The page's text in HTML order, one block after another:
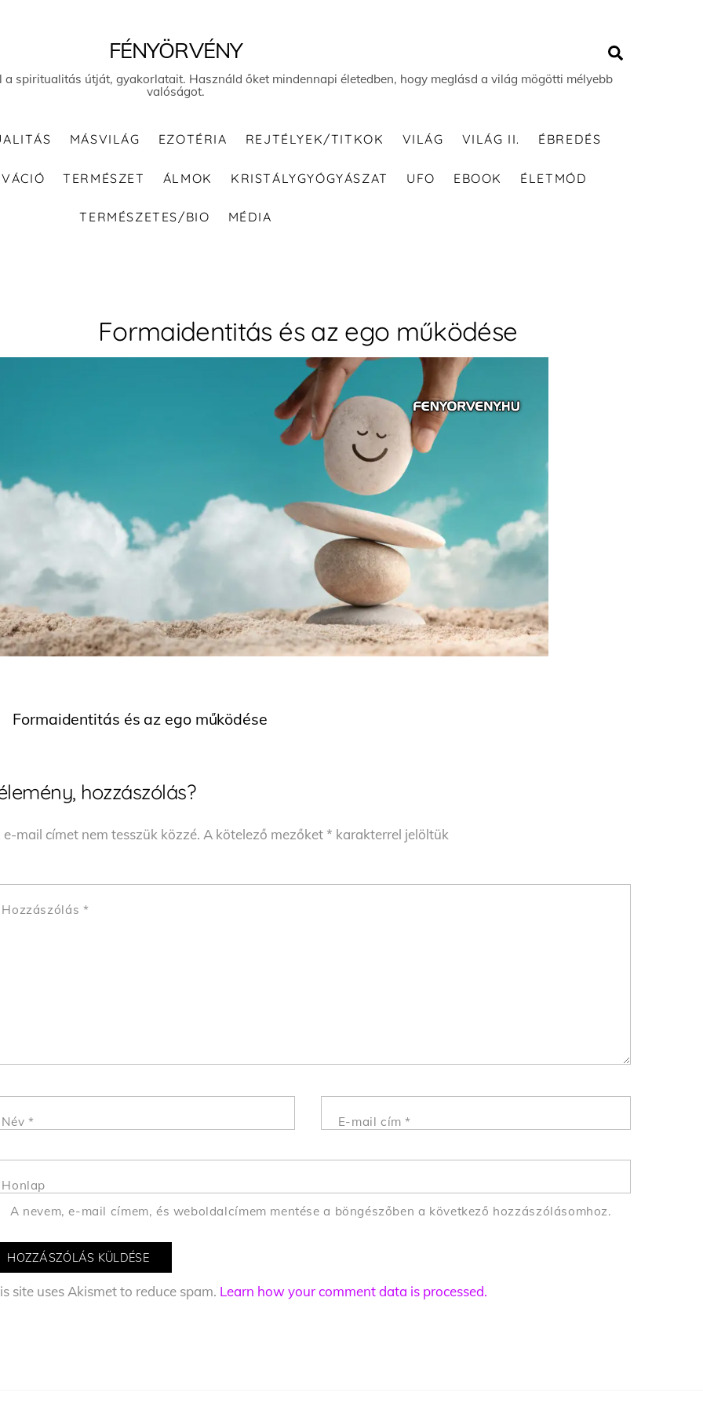
FÉNYÖRVÉNY
a spiritualitás útját, gyakorlatait. Használd őket mindennapi életedben, hogy meglásd a világ mögötti mélyebb
valóságot.
MÁSVILÁG EZOTÉRIA REJTÉLYEK/TITKOK VILÁG VILÁG II. ÉBREDÉS
TERMÉSZET ÁLMOK KRISTÁLYGYÓGYÁSZAT UFO EBOOK ÉLETMÓD
TERMÉSZETES/BIO MÉDIA
Formaidentitás és az ego működése
Formaidentitás és az ego működése
hozzászólás?
e-mail címet nem tesszük közzé. A kötelező mezőket* karakterrel jelöltük
Hozzászólás *
Név * E-mail cím*
Honlap
A nevem, e-mail címem, és weboldalcímem mentése a böngészőben a következő hozzászólásomhoz.
site uses Akismet to reduce spam. Learn how your comment data is processed.